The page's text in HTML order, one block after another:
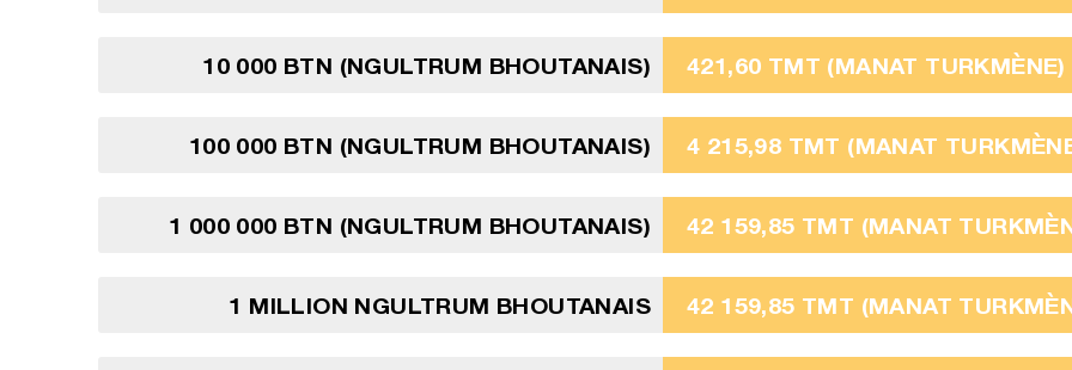
10 000 BTN (NGULTRUM BHOUTANAIS) 421,60 TMT (MANAT TURKMÈNE)
100 000 BTN (NGULTRUM BHOUTANAIS) 4 215,98 TMT (MANAT
1 000 000 BTN (NGULTRUM BHOUTANAIS) 42 159,85 TMT (MANAT
1 MILLION NGULTRUM BHOUTANAIS 42 159,85 TMT (MANAT